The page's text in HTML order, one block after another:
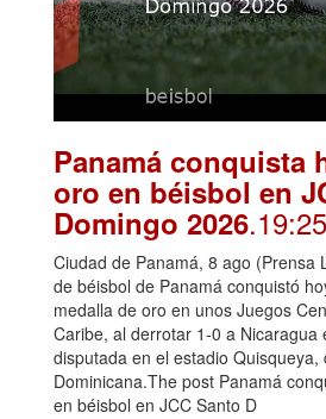
Panamá conquista
oro en béisbol en
Domingo 2026.19:25
Ciudad de Panamá, 8 ago (Prensa
de béisbol de Panamá conquistó
medalla de oro en unos Juegos
Caribe, al derrotar 1-0 a Nicaragua
disputada en el estadio Quisqueya,
Dominicana.The post Panamá
en béisbol en JCC Santo D